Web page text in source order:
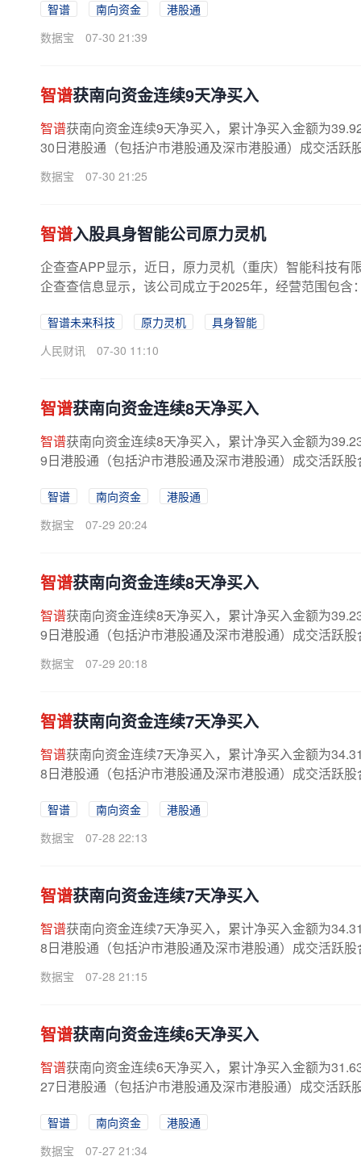
智谱 南向资金
港股通
数据宝
07-30 21:39
智谱获南向资金连续9天净买入
智谱获南向资金连续9天净买入，累计净买入金额为
30日港股通（包括沪市港股通及深市港股通）成交活跃
数据宝 07-30 21:25
智谱入股具身智能公司原力灵机
企查查APP显示，近日，原力灵机（重庆）智能科技有
企查查信息显示，该公司成立于2025年，经营范围包
智谱未来科技 原力灵机
具身智能
人民财讯
07-30 11:10
智谱获南向资金连续8天净买入
智谱获南向资金连续8天净买入，累计净买入金额为
9日港股通（包括沪市港股通及深市港股通）成交活跃
智谱 南向资金
港股通
数据宝
07-29 20:24
智谱获南向资金连续8天净买入
智谱获南向资金连续8天净买入，累计净买入金额为
9日港股通（包括沪市港股通及深市港股通）成交活跃
数据宝 07-29 20:18
智谱获南向资金连续7天净买入
智谱获南向资金连续7天净买入，累计净买入金额为
8日港股通（包括沪市港股通及深市港股通）成交活跃
智谱 南向资金
港股通
数据宝
07-28 22:13
智谱获南向资金连续7天净买入
智谱获南向资金连续7天净买入，累计净买入金额为
8日港股通（包括沪市港股通及深市港股通）成交活跃
数据宝 07-28 21:15
智谱获南向资金连续6天净买入
智谱获南向资金连续6天净买入，累计净买入金额为
27日港股通（包括沪市港股通及深市港股通）成交活跃
智谱 南向资金
港股通
数据宝
07-27 21:34